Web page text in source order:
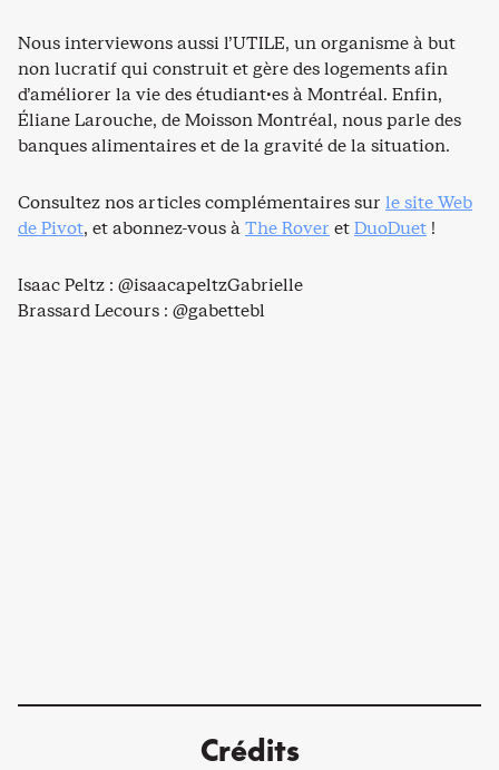
Nous interviewons aussi l’UTILE, un organisme à but
non lucratif qui construit et gère des logements afin
d’améliorer la vie des étudiant·es à Montréal. Enfin,
Éliane Larouche, de Moisson Montréal, nous parle des
banques alimentaires et de la gravité de la situation.
Consultez nos articles complémentaires sur le site Web
de Pivot, et abonnez-vous àThe Rover etDuoDuet !
Isaac Peltz : @isaacapeltzGabrielle
Brassard Lecours : @gabettebl
Crédits